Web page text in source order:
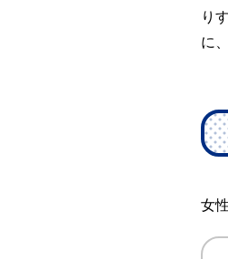
り
に
女